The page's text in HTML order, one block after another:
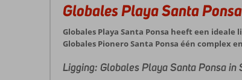
Globales Playa Santa Ponsa
Globales Playa Santa Ponsa heeft een
Globales Pionero Santa Ponsa één
Ligging: Globales Playa Santa Ponsa in